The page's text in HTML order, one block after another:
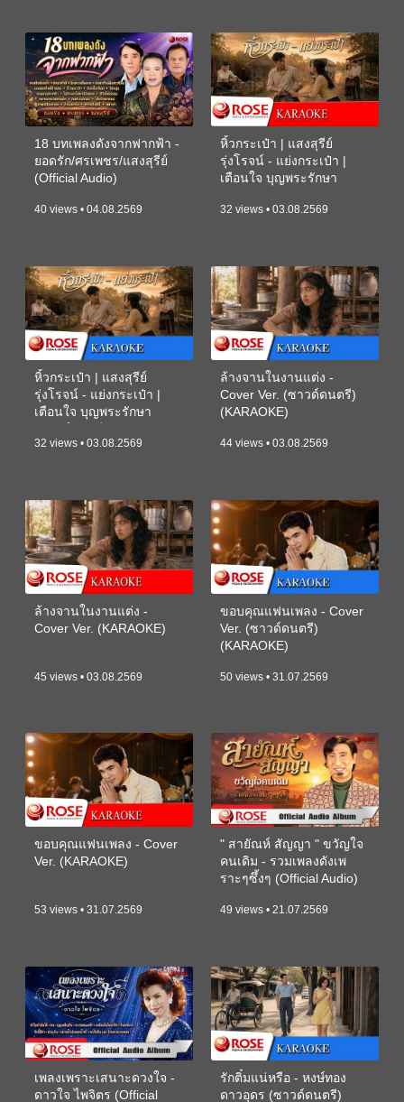
18 บทเพลงดังจากฟากฟ้า -
ยอดรัก/ศรเพชร/แสงสุรีย์
(Official Audio)
40 views • 04.08.2569
หิ้วกระเป๋า | แสงสุรีย์
รุ่งโรจน์ - แย่งกระเป๋า |
เตือนใจ บุญพระรักษา
32 views • 03.08.2569
หิ้วกระเป๋า | แสงสุรีย์
รุ่งโรจน์ - แย่งกระเป๋า |
เตือนใจ บุญพระรักษา
32 views • 03.08.2569
ล้างจานในงานแต่ง -
Cover Ver. (ซาวด์ดนตรี)
(KARAOKE)
44 views • 03.08.2569
ล้างจานในงานแต่ง -
Cover Ver. (KARAOKE)
45 views • 03.08.2569
ขอบคุณแฟนเพลง - Cover
Ver. (ซาวด์ดนตรี)
(KARAOKE)
50 views • 31.07.2569
ขอบคุณแฟนเพลง - Cover
Ver. (KARAOKE)
53 views • 31.07.2569
" สายัณห์ สัญญา " ขวัญใจ
คนเดิม - รวมเพลงดังเพ
ราะๆซึ้งๆ (Official Audio)
49 views • 21.07.2569
เพลงเพราะเสนาะดวงใจ -
ดาวใจ ไพจิตร (Official
รักติ๋มแน่หรือ - หงษ์ทอง
ดาวอุดร (ซาวด์ดนตรี)